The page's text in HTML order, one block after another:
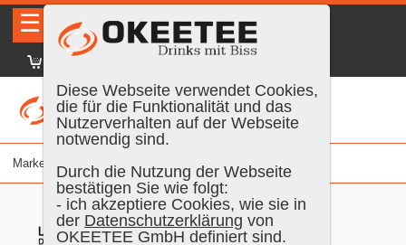
☰ DE EN | Anmelden
Marke % vol. Farbe Inhalt
Diese Webseite verwendet Cookies,
die für die Funktionalität und das
Nutzerverhalten auf der Webseite
notwendig sind.
Durch die Nutzung der Webseite
bestätigen Sie wie folgt:
- ich akzeptiere Cookies, wie sie in
der Datenschutzerklärung von
OKEETEE GmbH definiert sind.